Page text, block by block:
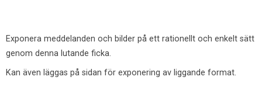
Exponera meddelanden och bilder på ett rationellt och enkelt sätt
genom denna lutande ficka.
Kan även läggas på sidan för exponering av liggande format.